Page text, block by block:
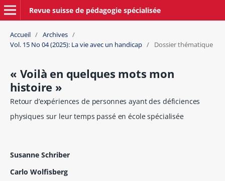
Revue suisse de pédagogie spécialisée
Accueil / Archives /
Vol. 15 No 04 (2025): La vie avec un handicap / Dossier thématique
« Voilà en quelques mots mon
histoire »
Retour d’expériences de personnes ayant des déficiences
physiques sur leur temps passé en école spécialisée
Susanne Schriber
Carlo Wolfisberg